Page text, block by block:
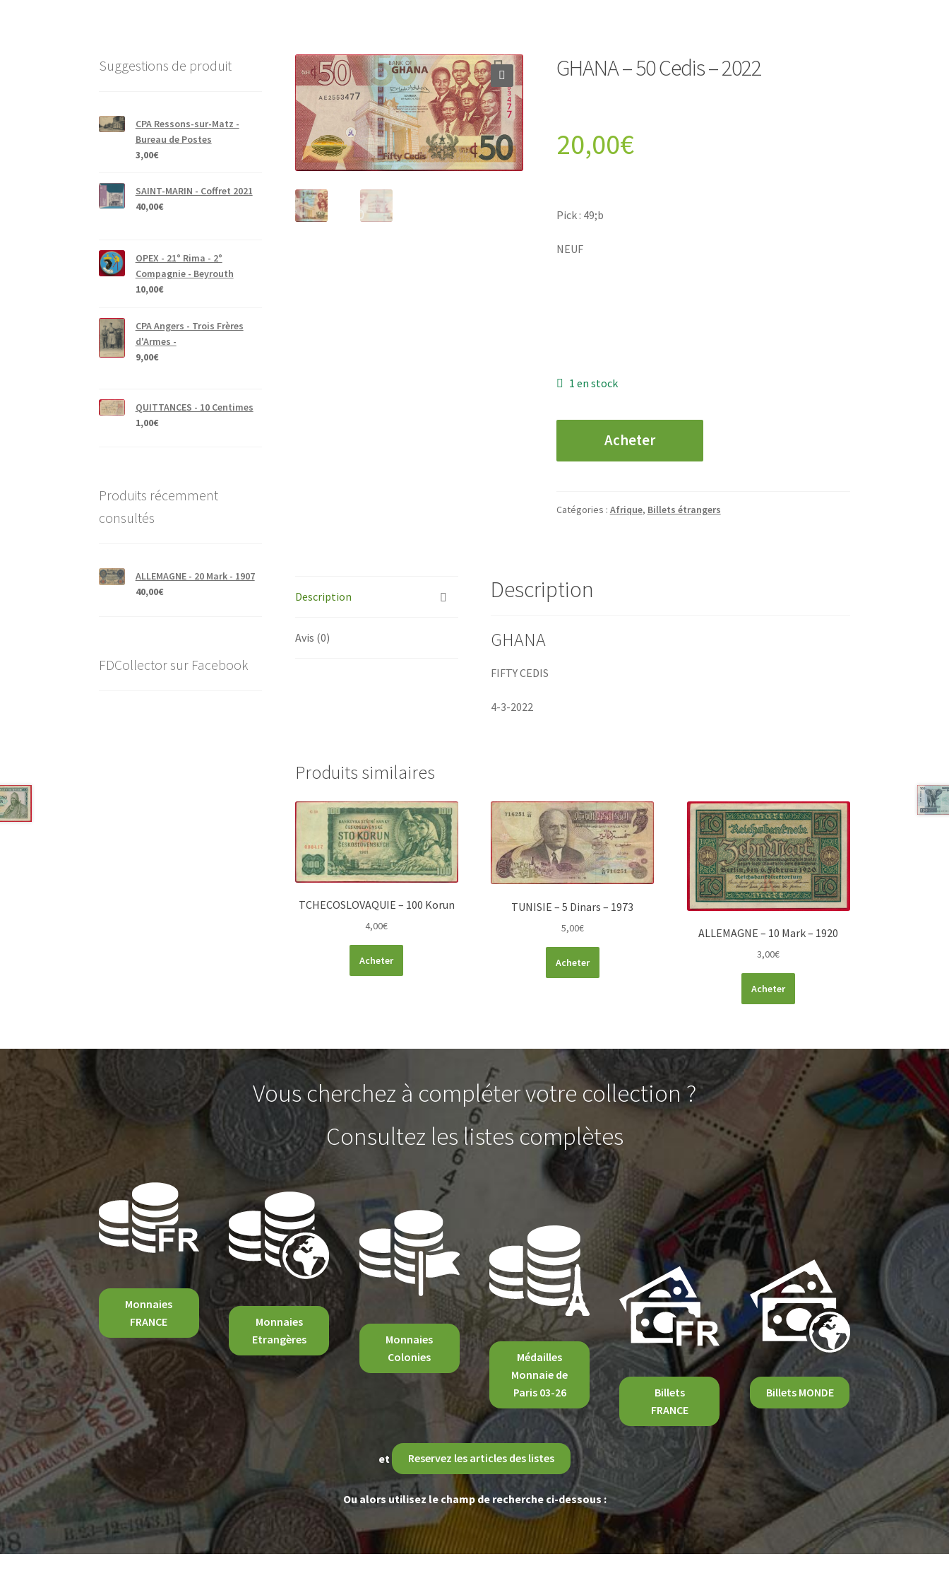
GHANA – 50 Cedis – 2022
20,00€
Pick : 49;b
NEUF
1 en stock
GHANA
Cedis
Acheter
Catégories : Afrique, Billets étrangers
Description
Avis (0)
Description
GHANA
FIFTY CEDIS
4-3-2022
Produits similaires
TCHECOSLOVAQUIE – 100 Korun
4,00€
Acheter
TUNISIE – 5 Dinars – 1973
5,00€
Acheter
ALLEMAGNE – 10 Mark – 1920
3,00€
Acheter
Suggestions de produit
CPA Ressons-sur-Matz -
Bureau de Postes
3,00€
SAINT-MARIN - Coffret 2021
40,00€
OPEX - 21° Rima - 2°
Compagnie - Beyrouth
10,00€
CPA Angers - Trois Frères
d'Armes -
9,00€
QUITTANCES - 10 Centimes
1,00€
Produits récemment
consultés
ALLEMAGNE - 20 Mark - 1907
40,00€
FDCollector sur Facebook
Vous cherchez à compléter votre collection ?
Consultez les listes complètes
Monnaies
FRANCE
Monnaies
Etrangères
Monnaies
Colonies
Médailles
Monnaie de
Paris 03-26
Billets
FRANCE
Billets MONDE
et Reservez les articles des listes
Ou alors utilisez le champ de recherche ci-dessous :